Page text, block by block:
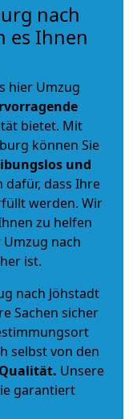
nach
es Ihnen
hier Umzug
bietet. Mit
können Sie
und
dass Ihre
werden. Wir
zu helfen
nach
ist.
nach Jöhstadt
Sachen sicher
selbst von den
. Unsere
garantiert